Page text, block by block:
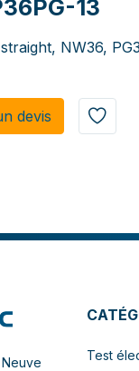
13
NW36,
de​​vis​​
Test